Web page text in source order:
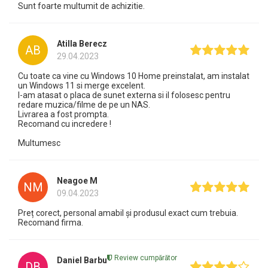
Sunt foarte multumit de achizitie.
AB
Atilla Berecz
29.04.2023
Cu toate ca vine cu Windows 10 Home preinstalat, am instalat
un Windows 11 si merge excelent.
I-am atasat o placa de sunet externa si il folosesc pentru
redare muzica/filme de pe un NAS.
Livrarea a fost prompta.
Recomand cu incredere !
Multumesc
NM
Neagoe M
09.04.2023
Preț corect, personal amabil și produsul exact cum trebuia.
Recomand firma.
Daniel Barbu
Review cumpărător